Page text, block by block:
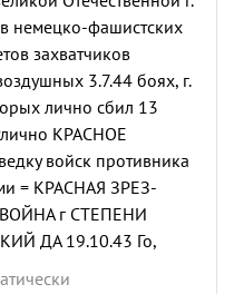
немецко-фашистских
захватчиков
3.7.44 боях, г.
лично сбил 13
КРАСНОЕ
войск противника
= КРАСНАЯ ЗРЕЗ-
г СТЕПЕНИ
ДА 19.10.43 Го,
года.